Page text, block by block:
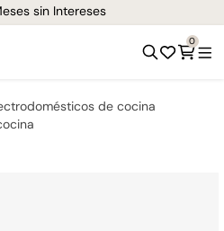
sin Intereses
0
de cocina